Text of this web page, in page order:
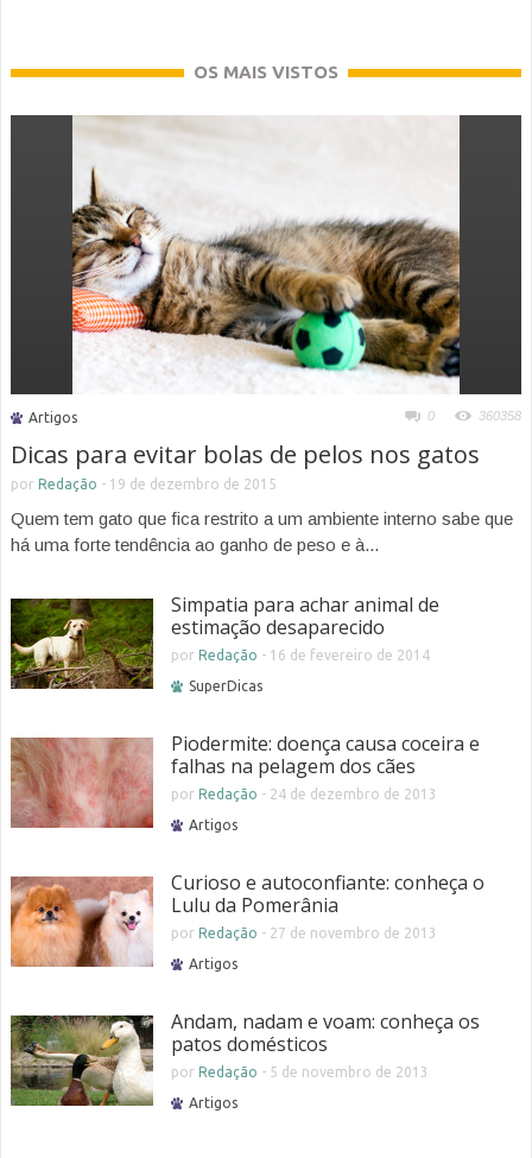
OS MAIS VISTOS
Artigos 0 360358
Dicas para evitar bolas de pelos nos gatos
por Redação - 19 de dezembro de 2015
Quem tem gato que fica restrito a um ambiente interno sabe que
há uma forte tendência ao ganho de peso e à...
Simpatia para achar animal de
estimação desaparecido
por Redação - 16 de fevereiro de 2014
SuperDicas
Piodermite: doença causa coceira e
falhas na pelagem dos cães
por Redação - 24 de dezembro de 2013
Artigos
Curioso e autoconfiante: conheça o
Lulu da Pomerânia
por Redação - 27 de novembro de 2013
Artigos
Andam, nadam e voam: conheça os
patos domésticos
por Redação - 5 de novembro de 2013
Artigos